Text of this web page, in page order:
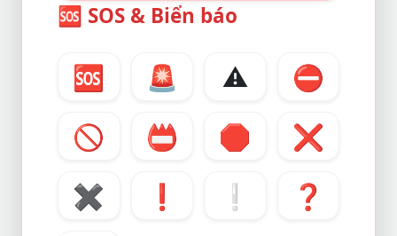
🆘 SOS & Biển báo
🆘 🚨 ⚠️
⛔
🚫
📛 🛑
❌
✖️
❗ ❕
❓